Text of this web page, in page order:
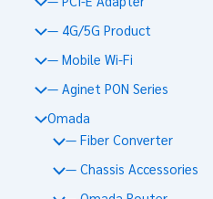
— 4G/5G Product
— Mobile Wi-Fi
— Aginet PON Series
Omada
— Fiber Converter
— Chassis Accessories